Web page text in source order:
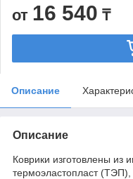
от 16 540 ₸
Описание
Описание
Коврики изготовлены из
термоэластопласт